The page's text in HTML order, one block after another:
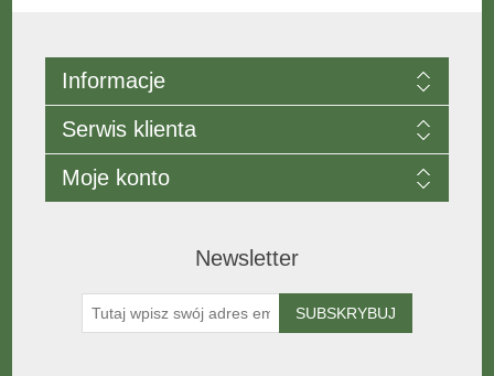
Informacje
Serwis klienta
Moje konto
Newsletter